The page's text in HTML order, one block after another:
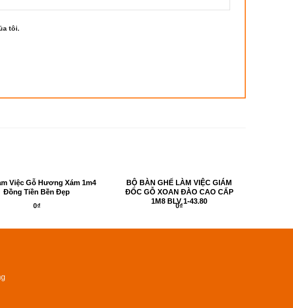
tôi.
Việc Gỗ Hương Xám 1m4
Đồng Tiền Bền Đẹp
0₫
BỘ BÀN GHẾ LÀM VIỆC GIÁM
ĐỐC GỖ XOAN ĐÀO CAO CẤP
1M8 BLV 1-43.80
0₫